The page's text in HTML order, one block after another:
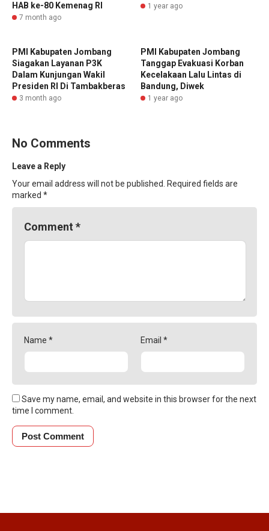
HAB ke-80 Kemenag RI
7 month ago
1 year ago
PMI Kabupaten Jombang
Siagakan Layanan P3K
Dalam Kunjungan Wakil
Presiden RI Di Tambakberas
3 month ago
PMI Kabupaten Jombang
Tanggap Evakuasi Korban
Kecelakaan Lalu Lintas di
Bandung, Diwek
1 year ago
No Comments
Leave a Reply
Your email address will not be published.
Required fields are
marked *
Comment *
Name * Email *
Save my name, email, and website in this browser for the next
time I comment.